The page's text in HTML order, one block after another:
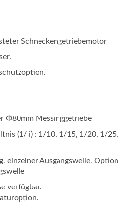
Schneckengetriebemotor
Φ80mm Messinggetriebe
(1/ i) : 1/10, 1/15, 1/20, 1/25,
einzelner Ausgangswelle, Option
verfügbar.